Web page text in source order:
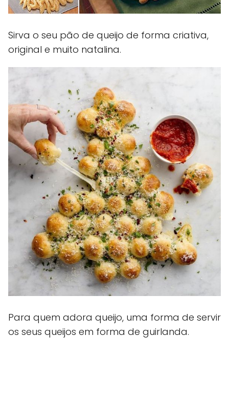
Sirva o seu pão de queijo de forma criativa,
original e muito natalina.
Para quem adora queijo, uma forma de servir
os seus queijos em forma de guirlanda.